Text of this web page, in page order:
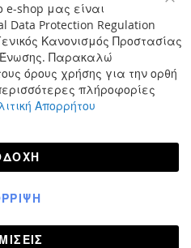
shop μας είναι
Data Protection Regulation
Κανονισμός Προστασίας
Παρακαλώ
όρους χρήσης για την ορθή
πλήροφορίες
Απορρήτου